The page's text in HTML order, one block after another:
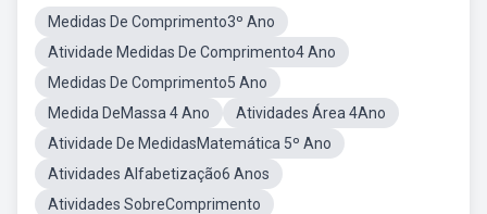
Medidas De Comprimento3º Ano
Atividade Medidas De Comprimento4 Ano
Medidas De Comprimento5 Ano
Medida DeMassa 4 Ano
Atividades Área 4Ano
Atividade De MedidasMatemática 5º Ano
Atividades Alfabetização6 Anos
Atividades SobreComprimento